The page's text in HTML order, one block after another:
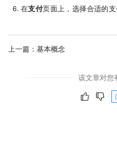
在支付页面上，选择合适的
上一篇： 基本概念
该文章对您